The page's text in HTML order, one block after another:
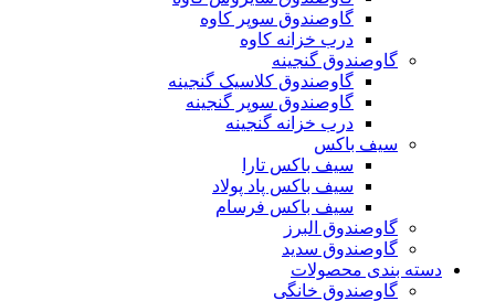
گاوصندوق سوپر کاوه
درب خزانه کاوه
گاوصندوق گنجینه
گاوصندوق کلاسیک گنجینه
گاوصندوق سوپر گنجینه
درب خزانه گنجینه
سیف باکس
سیف باکس تارا
سیف باکس پاد پولاد
سیف باکس فرسام
گاوصندوق البرز
گاوصندوق سدید
دسته بندی محصولات
گاوصندوق خانگی